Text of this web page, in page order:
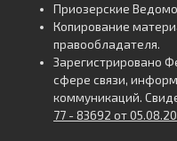
Приозерские
Копирование
правообладателя.
Зарегистрировано
сфере связи,
коммуникаций.
77 - 83692 от